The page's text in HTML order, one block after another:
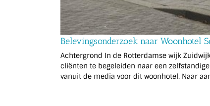
Belevingsonderzoek naar Woonhotel
Achtergrond In de Rotterdamse wijk
cliënten te begeleiden naar een
vanuit de media voor dit woonhotel. Naar